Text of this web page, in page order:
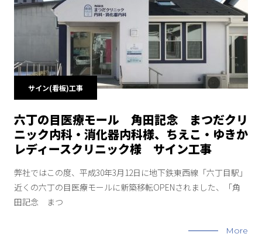
サイン(看板)工事
六丁の目医療モール 角田記念 まつだクリ
ニック内科・消化器内科様、ちえこ・ゆきか
レディースクリニック様 サイン工事
弊社ではこの度、平成30年3月12日に地下鉄東西線「六丁目駅」
近くの六丁の目医療モールに新築移転OPENされました、「角
田記念 まつ
More